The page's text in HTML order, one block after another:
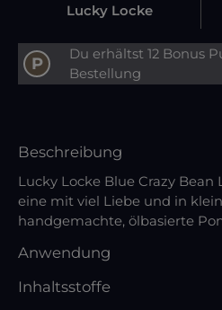
Lucky Locke
P
Du erhältst 12 Bonus
Bestellung
Beschreibung
Lucky Locke Blue Crazy
eine mit viel Liebe und in
handgemachte, ölbasierte
Anwendung
Inhaltsstoffe